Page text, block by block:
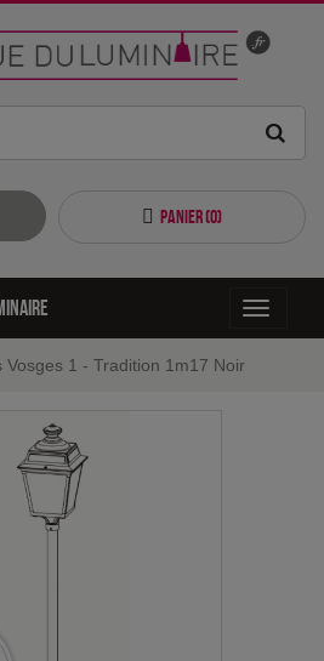
Panier (0)
Toggle
Vosges 1 - Tradition 1m17 Noir